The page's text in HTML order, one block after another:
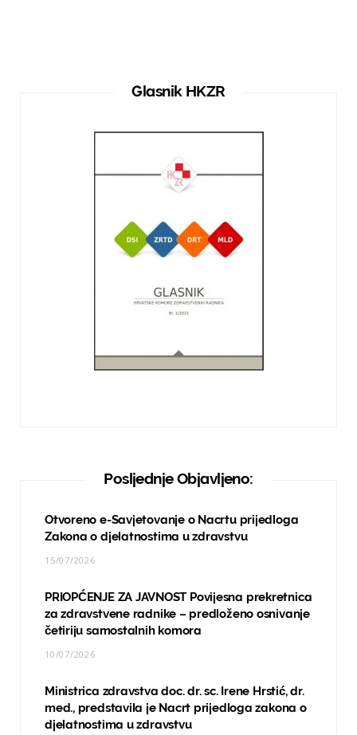
Glasnik HKZR
Posljednje Objavljeno:
Otvoreno e-Savjetovanje o Nacrtu prijedloga
Zakona o djelatnostima u zdravstvu
15/07/2026
PRIOPĆENJE ZA JAVNOST Povijesna prekretnica
za zdravstvene radnike – predloženo osnivanje
četiriju samostalnih komora
10/07/2026
Ministrica zdravstva doc. dr. sc. Irene Hrstić, dr.
med., predstavila je Nacrt prijedloga zakona o
djelatnostima u zdravstvu